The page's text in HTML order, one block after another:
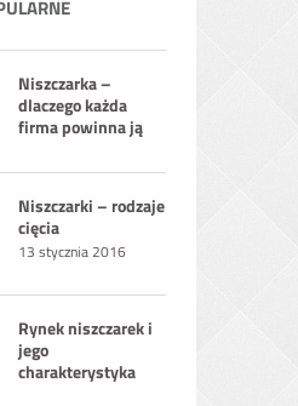
Niszczarka –
dlaczego każda
firma powinna ją
Niszczarki – rodzaje
cięcia
13 stycznia 2016
Rynek niszczarek i
jego
charakterystyka